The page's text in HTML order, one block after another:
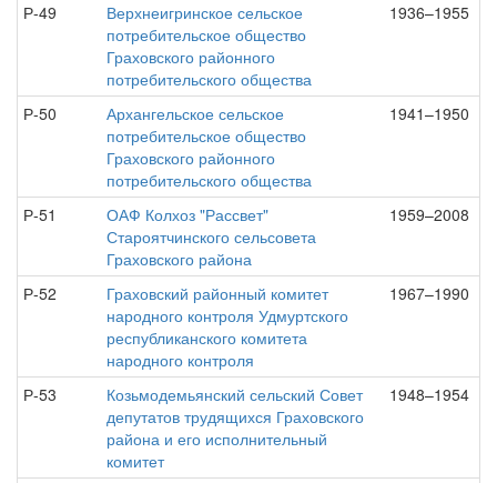
Р-49
Верхнеигринское сельское
потребительское общество
Граховского районного
потребительского общества
1936–1955
Р-50
Архангельское сельское
потребительское общество
Граховского районного
потребительского общества
1941–1950
Р-51
ОАФ Колхоз "Рассвет"
Староятчинского сельсовета
Граховского района
1959–2008
Р-52
Граховский районный комитет
народного контроля Удмуртского
республиканского комитета
народного контроля
1967–1990
Р-53
Козьмодемьянский сельский Совет
депутатов трудящихся Граховского
района и его исполнительный
комитет
1948–1954